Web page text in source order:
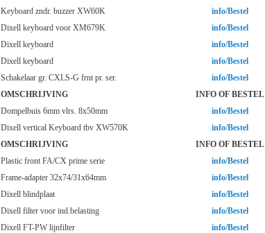
Keyboard zndr. buzzer XW60K
info/Bestel
Dixell keyboard voor XM679K
info/Bestel
Dixell keyboard
info/Bestel
Dixell keyboard
info/Bestel
Schakelaar gr. CXLS-G frnt pr. ser.
info/Bestel
OMSCHRIJVING
INFO OF BESTEL
Dompelbuis 6mm vlrs. 8x50mm
info/Bestel
Dixell vertical Keyboard tbv XW570K
info/Bestel
OMSCHRIJVING
INFO OF BESTEL
Plastic front FA/CX prime serie
info/Bestel
Frame-adapter 32x74/31x64mm
info/Bestel
Dixell blindplaat
info/Bestel
Dixell filter voor ind.belasting
info/Bestel
Dixell FT-PW lijnfilter
info/Bestel